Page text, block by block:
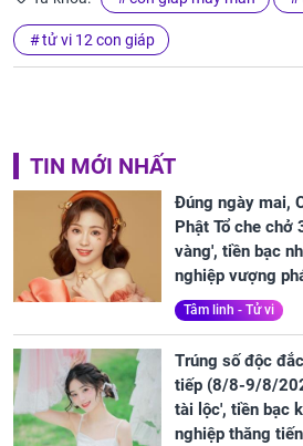
tử vi 12 con giáp
TIN MỚI NHẤT
Đúng ngày mai,
Phật Tổ che chở
vàng', tiền bạc
nghiệp vượng
Tâm linh - Tử vi
Trúng số độc
tiếp (8/8-9/8/
tài lộc', tiền bạc
nghiệp thăng